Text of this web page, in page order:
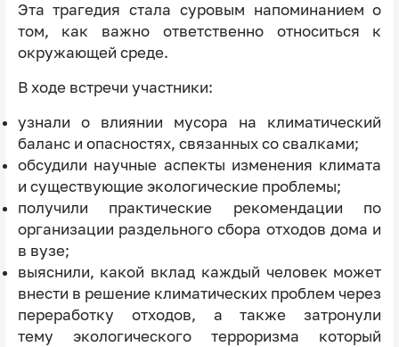
Эта трагедия стала суровым напоминанием о
том, как важно ответственно относиться к
окружающей среде.
В ходе встречи участники:
узнали о влиянии мусора на климатический
баланс и опасностях, связанных со свалками;
обсудили научные аспекты изменения климата
и существующие экологические проблемы;
получили практические рекомендации по
организации раздельного сбора отходов дома и
в вузе;
выяснили, какой вклад каждый человек может
внести в решение климатических проблем через
переработку отходов, а также затронули
тему экологического терроризма который